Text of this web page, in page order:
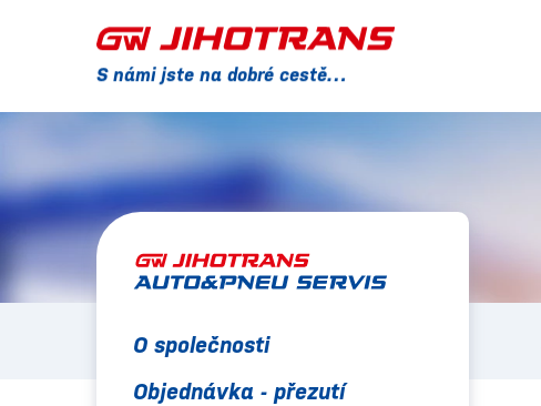
S námi jste na dobré cestě…
O společnosti
Objednávka - přezutí